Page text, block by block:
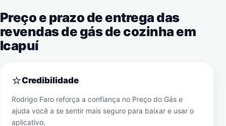
Preço e prazo de entrega das
revendas de gás de cozinha em
Icapuí
⭐Credibilidade
Rodrigo Faro reforça a confiança no Preço do Gás e
ajuda você a se sentir mais seguro para baixar e usar o
aplicativo.